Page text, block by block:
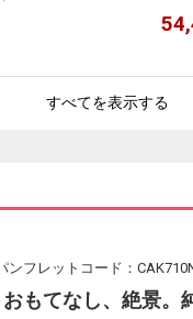
すべてを表示する
ンフレットコード：
もてなし、絶景。